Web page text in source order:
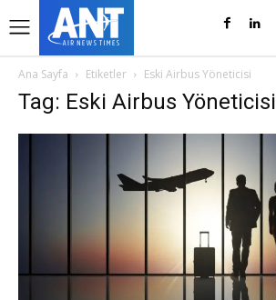
Ana Sayfa Etiketler Eski Airbus Yöneticisi
Tag: Eski Airbus Yöneticisi